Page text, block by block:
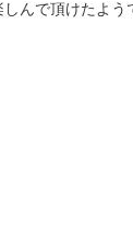
んで頂けたよ